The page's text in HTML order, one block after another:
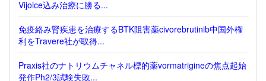
Vijoice込み治療に勝る...
免疫絡み腎疾患を治療するBTK阻害薬civorebrutinib中国外権
利をTravere社が取得...
Praxis社のナトリウムチャネル標的薬vormatrigineの焦点起始
発作Ph2/3試験失敗...